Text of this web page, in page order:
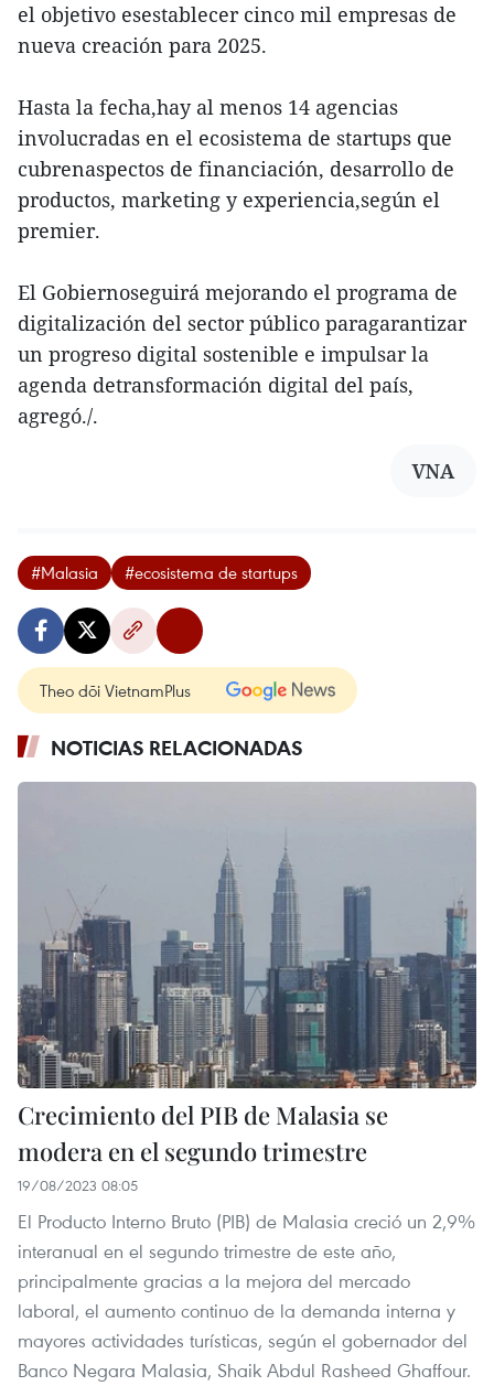
el objetivo esestablecer cinco mil empresas de
nueva creación para 2025.
Hasta la fecha,hay al menos 14 agencias
involucradas en el ecosistema de startups que
cubrenaspectos de financiación, desarrollo de
productos, marketing y experiencia,según el
premier.
El Gobiernoseguirá mejorando el programa de
digitalización del sector público paragarantizar
un progreso digital sostenible e impulsar la
agenda detransformación digital del país,
agregó./.
VNA
#Malasia #ecosistema de startups
Theo dõi VietnamPlus
NOTICIAS RELACIONADAS
Crecimiento del PIB de Malasia se
modera en el segundo trimestre
19/08/2023 08:05
El Producto Interno Bruto (PIB) de Malasia creció un 2,9%
interanual en el segundo trimestre de este año,
principalmente gracias a la mejora del mercado
laboral, el aumento continuo de la demanda interna y
mayores actividades turísticas, según el gobernador del
Banco Negara Malasia, Shaik Abdul Rasheed Ghaffour.